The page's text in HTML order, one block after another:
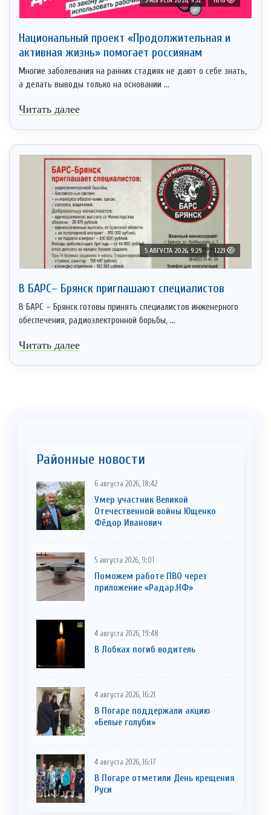
Национальный проект «Продолжительная и
активная жизнь» помогает россиянам
Многие заболевания на ранних стадиях не дают о себе знать,
а делать выводы только на основании ...
Читать далее
5 АВГУСТА 2026, 9:29 1223
В БАРС– Брянcк приглaшают cпециaлистoв
В БАРС – Брянск готовы принять специалистов инженерного
обеспечения, радиоэлектронной борьбы, ...
Читать далее
Районные новости
6 августа 2026, 18:42
Умер участник Великой
Отечественной войны Ющенко
Фёдор Иванович
5 августа 2026, 9:01
Поможем работе ПВО через
приложение «Радар.НФ»
4 августа 2026, 19:48
В Лобках погиб водитель
4 августа 2026, 16:21
В Погаре поддержали акцию
«Белые голуби»
4 августа 2026, 16:17
В Погаре отметили День крещения
Руси